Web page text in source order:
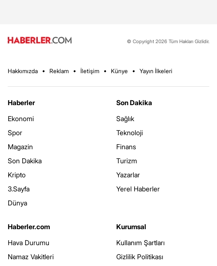
© Copyright 2026 Tüm Hakları Gizlidir.
Hakkımızda Reklam İletişim Künye Yayın İlkeleri
Haberler
Ekonomi
Spor
Magazin
Son Dakika
Kripto
3.Sayfa
Dünya
Son Dakika
Sağlık
Teknoloji
Finans
Turizm
Yazarlar
Yerel Haberler
Haberler.com
Hava Durumu
Namaz Vakitleri
Kurumsal
Kullanım Şartları
Gizlilik Politikası